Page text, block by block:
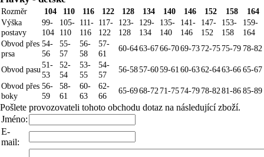
Rozměr 104 110 116 122 128 134 140 146 152 158
164
Výška
postavy
99-
104
105-
110
111-
116
117-
122
123-
128
129-
134
135-
140
141-
146
147-
152
153-
158
159-
164
Obvod přes
prsa
54-
56
55-
57
56-
58
57-
61
60-6463-6766-7069-7372-7575-79 78-82
Obvod pasu51-
53
52-
54
53-
55
54-
57
56-5857-6059-61 60-6362-6463-6665-67
Obvod přes
boky
56-
59
58-
61
60-
63
62-
66
65-6968-72 71-7574-7978-8281-8685-89
Pošlete provozovateli tohoto obchodu dotaz na následující zboží.
Jméno:
E-
mail: